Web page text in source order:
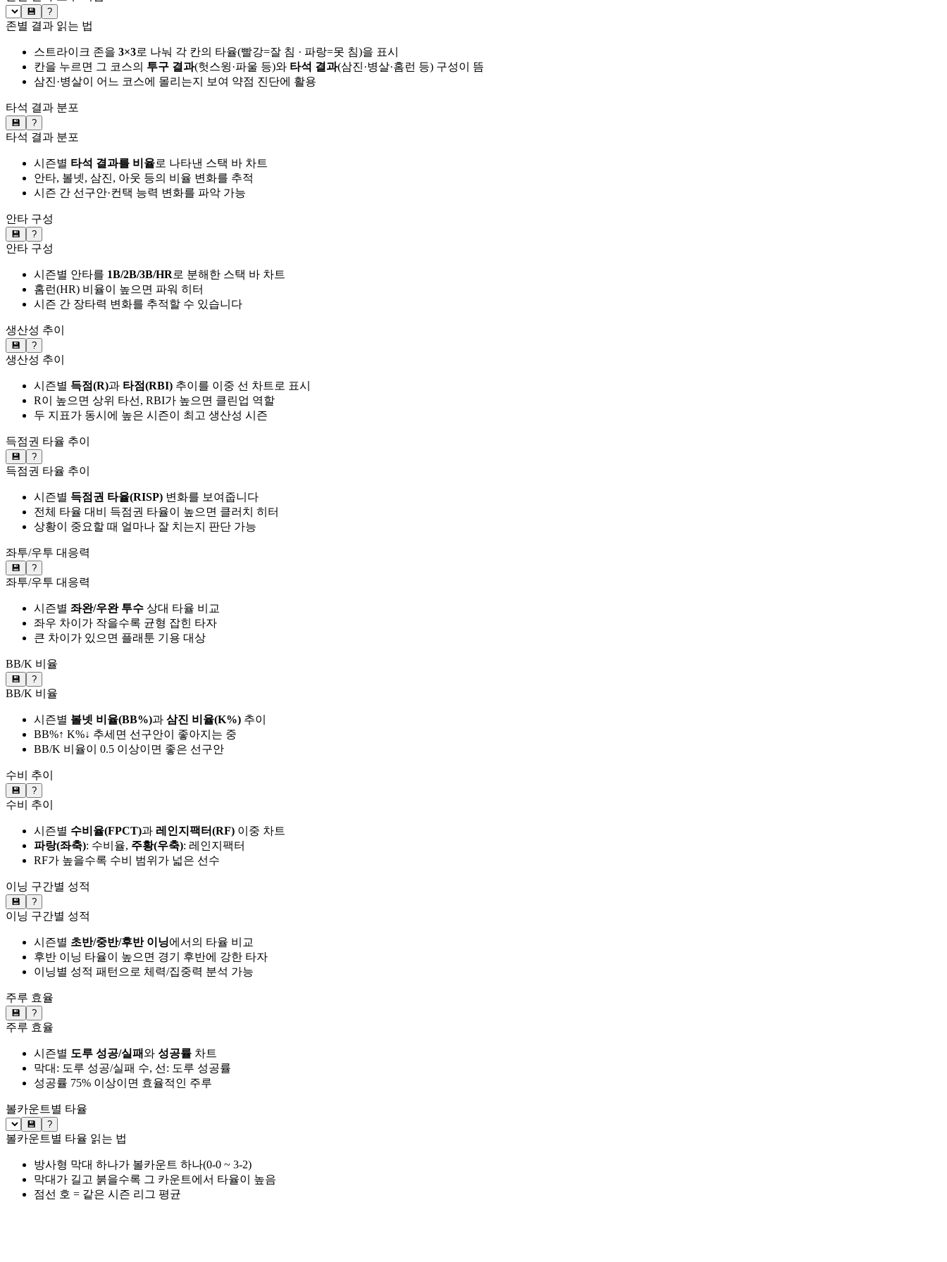
💾 ?
존별 결과 읽는 법
스트라이크 존을 3×3로 나눠 각 칸의 타율(빨강=잘 침 · 파랑=못 침)을 표시
칸을 누르면 그 코스의 투구 결과(헛스윙·파울 등)와 타석 결과(삼진·병살·홈런 등) 구성이 뜸
삼진·병살이 어느 코스에 몰리는지 보여 약점 진단에 활용
타석 결과 분포
💾 ?
타석 결과 분포
시즌별 타석 결과를 비율로 나타낸 스택 바 차트
안타, 볼넷, 삼진, 아웃 등의 비율 변화를 추적
시즌 간 선구안·컨택 능력 변화를 파악 가능
안타 구성
💾 ?
안타 구성
시즌별 안타를 1B/2B/3B/HR로 분해한 스택 바 차트
홈런(HR) 비율이 높으면 파워 히터
시즌 간 장타력 변화를 추적할 수 있습니다
생산성 추이
💾 ?
생산성 추이
시즌별 득점(R)과 타점(RBI) 추이를 이중 선 차트로 표시
R이 높으면 상위 타선, RBI가 높으면 클린업 역할
두 지표가 동시에 높은 시즌이 최고 생산성 시즌
득점권 타율 추이
💾 ?
득점권 타율 추이
시즌별 득점권 타율(RISP) 변화를 보여줍니다
전체 타율 대비 득점권 타율이 높으면 클러치 히터
상황이 중요할 때 얼마나 잘 치는지 판단 가능
좌투/우투 대응력
💾 ?
좌투/우투 대응력
시즌별 좌완/우완 투수 상대 타율 비교
좌우 차이가 작을수록 균형 잡힌 타자
큰 차이가 있으면 플래툰 기용 대상
BB/K 비율
💾 ?
BB/K 비율
시즌별 볼넷 비율(BB%)과 삼진 비율(K%) 추이
BB%↑ K%↓ 추세면 선구안이 좋아지는 중
BB/K 비율이 0.5 이상이면 좋은 선구안
수비 추이
💾 ?
수비 추이
시즌별 수비율(FPCT)과 레인지팩터(RF) 이중 차트
파랑(좌축): 수비율, 주황(우축): 레인지팩터
RF가 높을수록 수비 범위가 넓은 선수
이닝 구간별 성적
💾 ?
이닝 구간별 성적
시즌별 초반/중반/후반 이닝에서의 타율 비교
후반 이닝 타율이 높으면 경기 후반에 강한 타자
이닝별 성적 패턴으로 체력/집중력 분석 가능
주루 효율
💾 ?
주루 효율
시즌별 도루 성공/실패와 성공률 차트
막대: 도루 성공/실패 수, 선: 도루 성공률
성공률 75% 이상이면 효율적인 주루
볼카운트별 타율
💾 ?
볼카운트별 타율 읽는 법
방사형 막대 하나가 볼카운트 하나(0-0 ~ 3-2)
막대가 길고 붉을수록 그 카운트에서 타율이 높음
점선 호 = 같은 시즌 리그 평균